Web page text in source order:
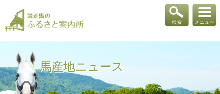
メニュー
検索
馬産地ニュース